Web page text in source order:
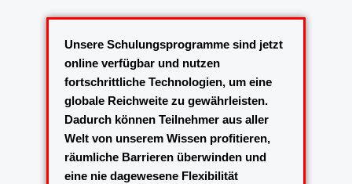
Unsere Schulungsprogramme sind jetzt
online verfügbar und nutzen
fortschrittliche Technologien, um eine
globale Reichweite zu gewährleisten.
Dadurch können Teilnehmer aus aller
Welt von unserem Wissen profitieren,
räumliche Barrieren überwinden und
eine nie dagewesene Flexibilität